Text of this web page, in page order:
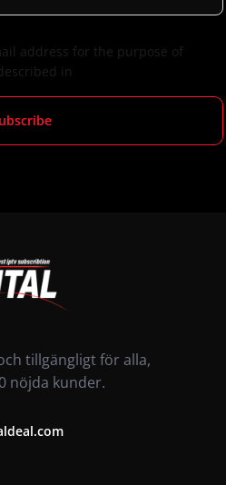
address for the purpose of
in
tillgängligt för alla,
nöjda kunder.